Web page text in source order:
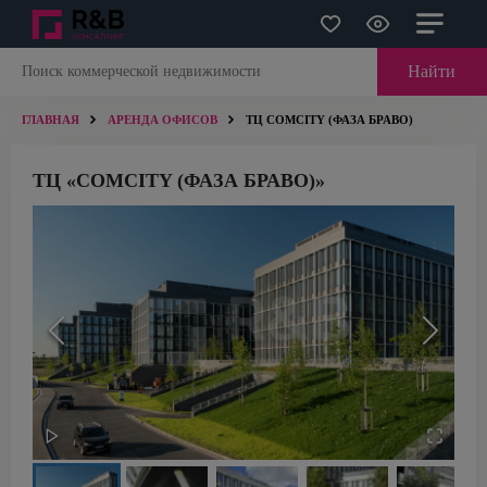
Найти
ГЛАВНАЯ АРЕНДА ОФИСОВ ТЦ COMCITY (ФАЗА БРАВО)
ТЦ «COMCITY (ФАЗА БРАВО)»